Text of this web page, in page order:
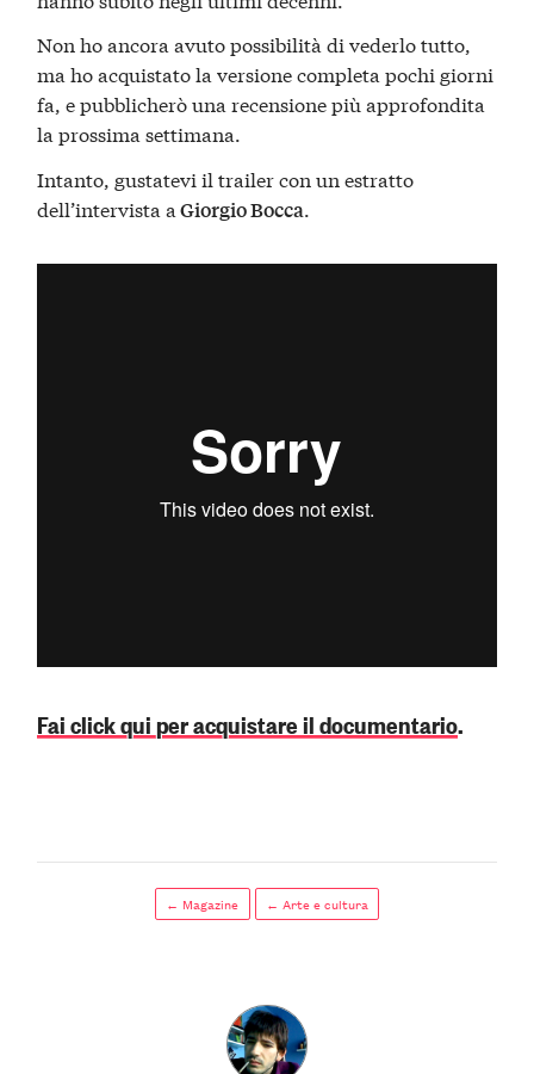
Non ho ancora avuto possibilità di vederlo tutto,
ma ho acquistato la versione completa pochi giorni
fa, e pubblicherò una recensione più approfondita
la prossima settimana.
Intanto, gustatevi il trailer con un estratto
dell’intervista a Giorgio Bocca.
Fai click qui per acquistare il documentario.
← Magazine ← Arte e cultura